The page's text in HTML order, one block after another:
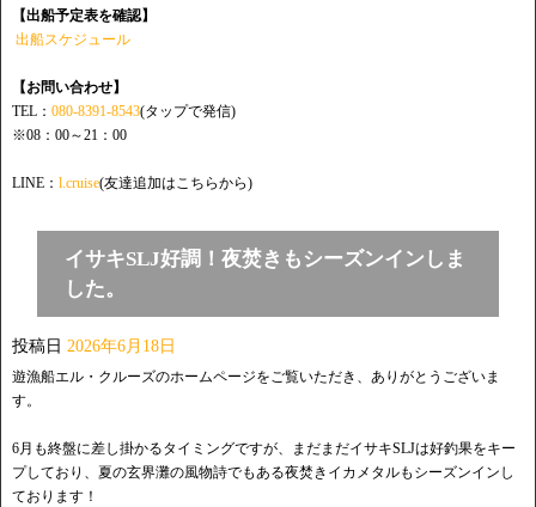
【出船予定表を確認】
出船スケジュール
【お問い合わせ】
TEL： 080-8391-8543(タップで発信)
※08：00～21：00
LINE： l.cruise(友達追加はこちらから)
イサキSLJ好調！夜焚きもシーズンインしま
した。
投稿日 2026年6月18日
遊漁船エル・クルーズのホームページをご覧いただき、ありがとうございま
す。
6月も終盤に差し掛かるタイミングですが、まだまだイサキSLJは好釣果をキー
プしており、夏の玄界灘の風物詩でもある夜焚きイカメタルもシーズンインし
ております！